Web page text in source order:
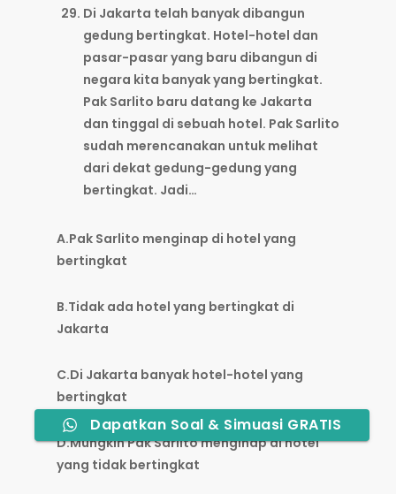
Di Jakarta telah banyak dibangun
gedung bertingkat. Hotel-hotel dan
pasar-pasar yang baru dibangun di
negara kita banyak yang bertingkat.
Pak Sarlito baru datang ke Jakarta
dan tinggal di sebuah hotel. Pak Sarlito
sudah merencanakan untuk melihat
dari dekat gedung-gedung yang
bertingkat. Jadi…
A.Pak Sarlito menginap di hotel yang
bertingkat
B.Tidak ada hotel yang bertingkat di
Jakarta
C.Di Jakarta banyak hotel-hotel yang
bertingkat
D.Mungkin Pak Sarlito menginap di hotel
yang tidak bertingkat
Dapatkan Soal & Simuasi GRATIS